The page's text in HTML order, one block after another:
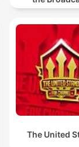
The United